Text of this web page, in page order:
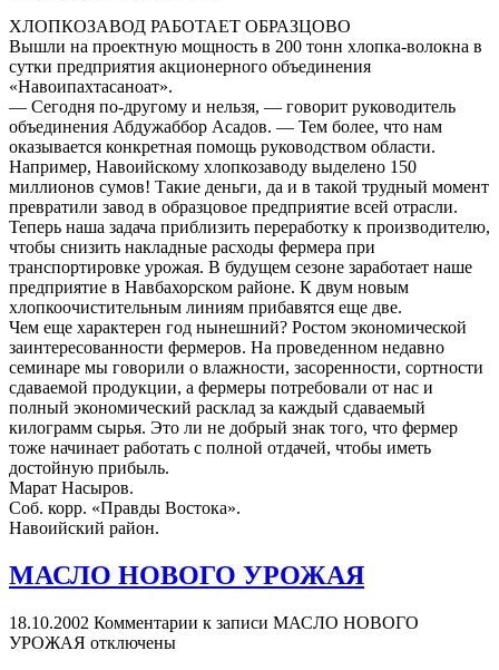
ХЛОПКОЗАВОД РАБОТАЕТ ОБРАЗЦОВО
Вышли на проектную мощность в 200 тонн хлопка-волокна в
сутки предприятия акционерного объединения
«Навоипахтасаноат».
— Сегодня по-другому и нельзя, — говорит руководитель
объединения Абдужаббор Асадов. — Тем более, что нам
оказывается конкретная помощь руководством области.
Например, Навоийскому хлопкозаводу выделено 150
миллионов сумов! Такие деньги, да и в такой трудный момент
превратили завод в образцовое предприятие всей отрасли.
Теперь наша задача приблизить переработку к производителю,
чтобы снизить накладные расходы фермера при
транспортировке урожая. В будущем сезоне заработает наше
предприятие в Навбахорском районе. К двум новым
хлопкоочистительным линиям прибавятся еще две.
Чем еще характерен год нынешний? Ростом экономической
заинтересованности фермеров. На проведенном недавно
семинаре мы говорили о влажности, засоренности, сортности
сдаваемой продукции, а фермеры потребовали от нас и
полный экономический расклад за каждый сдаваемый
килограмм сырья. Это ли не добрый знак того, что фермер
тоже начинает работать с полной отдачей, чтобы иметь
достойную прибыль.
Марат Насыров.
Соб. корр. «Правды Востока».
Навоийский район.
МАСЛО НОВОГО УРОЖАЯ
18.10.2002 Комментарии к записи МАСЛО НОВОГО
УРОЖАЯ отключены